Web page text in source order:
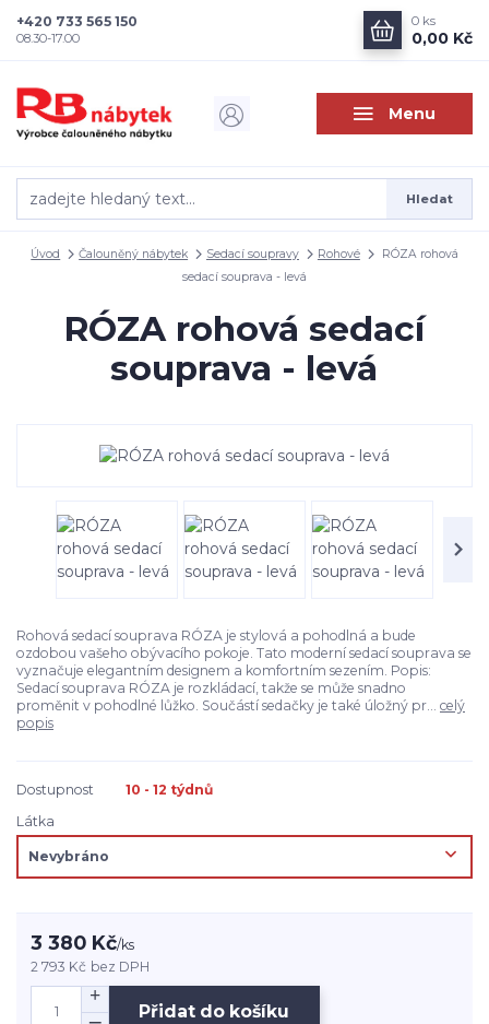
Menu
Hledat
+420 733 565 150
08.30-17.00
0 ks
0,00 Kč
Úvod Čalouněný nábytek Sedací soupravy Rohové
RÓZA rohová
sedací souprava - levá
RÓZA rohová sedací
souprava - levá
Rohová sedací souprava RÓZA je stylová a pohodlná a bude
ozdobou vašeho obývacího pokoje. Tato moderní sedací souprava se
vyznačuje elegantním designem a komfortním sezením. Popis:
Sedací souprava RÓZA je rozkládací, takže se může snadno
proměnit v pohodlné lůžko. Součástí sedačky je také úložný pr... celý
popis
Dostupnost
10 - 12 týdnů
Látka
3 380 Kč/ks
2 793 Kč bez DPH
Přidat do košíku